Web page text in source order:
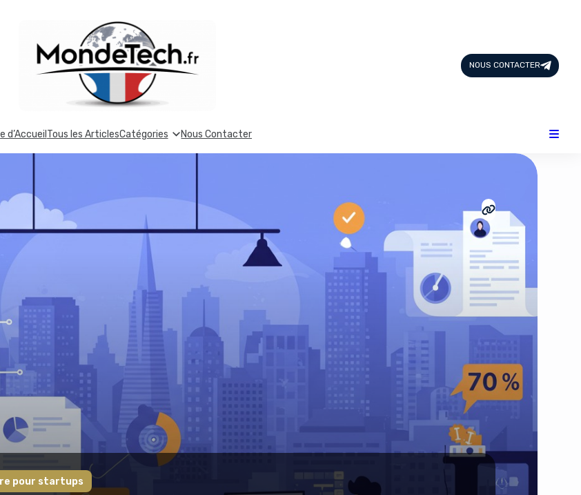
NOUS CONTACTER
d’Accueil Tous les ArticlesCatégories Nous Contacter
pour startups
Design & Créativité
Intelligence Artificielle
Lifestyle
Marketing & Ventes
Plateformes
Produits physiques
Santé et Forme
Social & Communauté
Tech & Développement
Travail & Productivité
Voyage